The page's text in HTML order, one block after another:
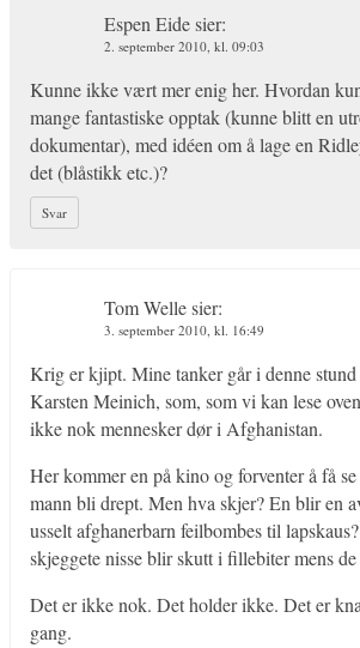
Espen Eidesier:
2. september 2010, kl. 09:03
Kunne ikke vært mer enig her. Hvordan
mange fantastiske opptak (kunne blitt en
dokumentar), med idéen om å lage en
det (blåstikk etc.)?
Svar
Tom Wellesier:
3. september 2010, kl. 16:49
Krig er kjipt. Mine tanker går i denne
Karsten Meinich, som, som vi kan lese
ikke nok mennesker dør i Afghanistan.
Her kommer en på kino og forventer å få
mann bli drept. Men hva skjer? En blir en
usselt afghanerbarn feilbombes til
skjeggete nisse blir skutt i fillebiter mens
Det er ikke nok. Det holder ikke. Det er
gang.